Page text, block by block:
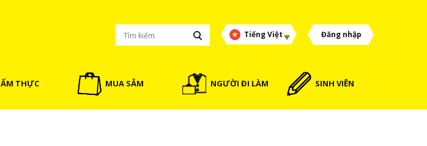
Tiếng Việt Đăng nhập
ẨM THỰC MUA SẮM NGƯỜI ĐI LÀM SINH VIÊN